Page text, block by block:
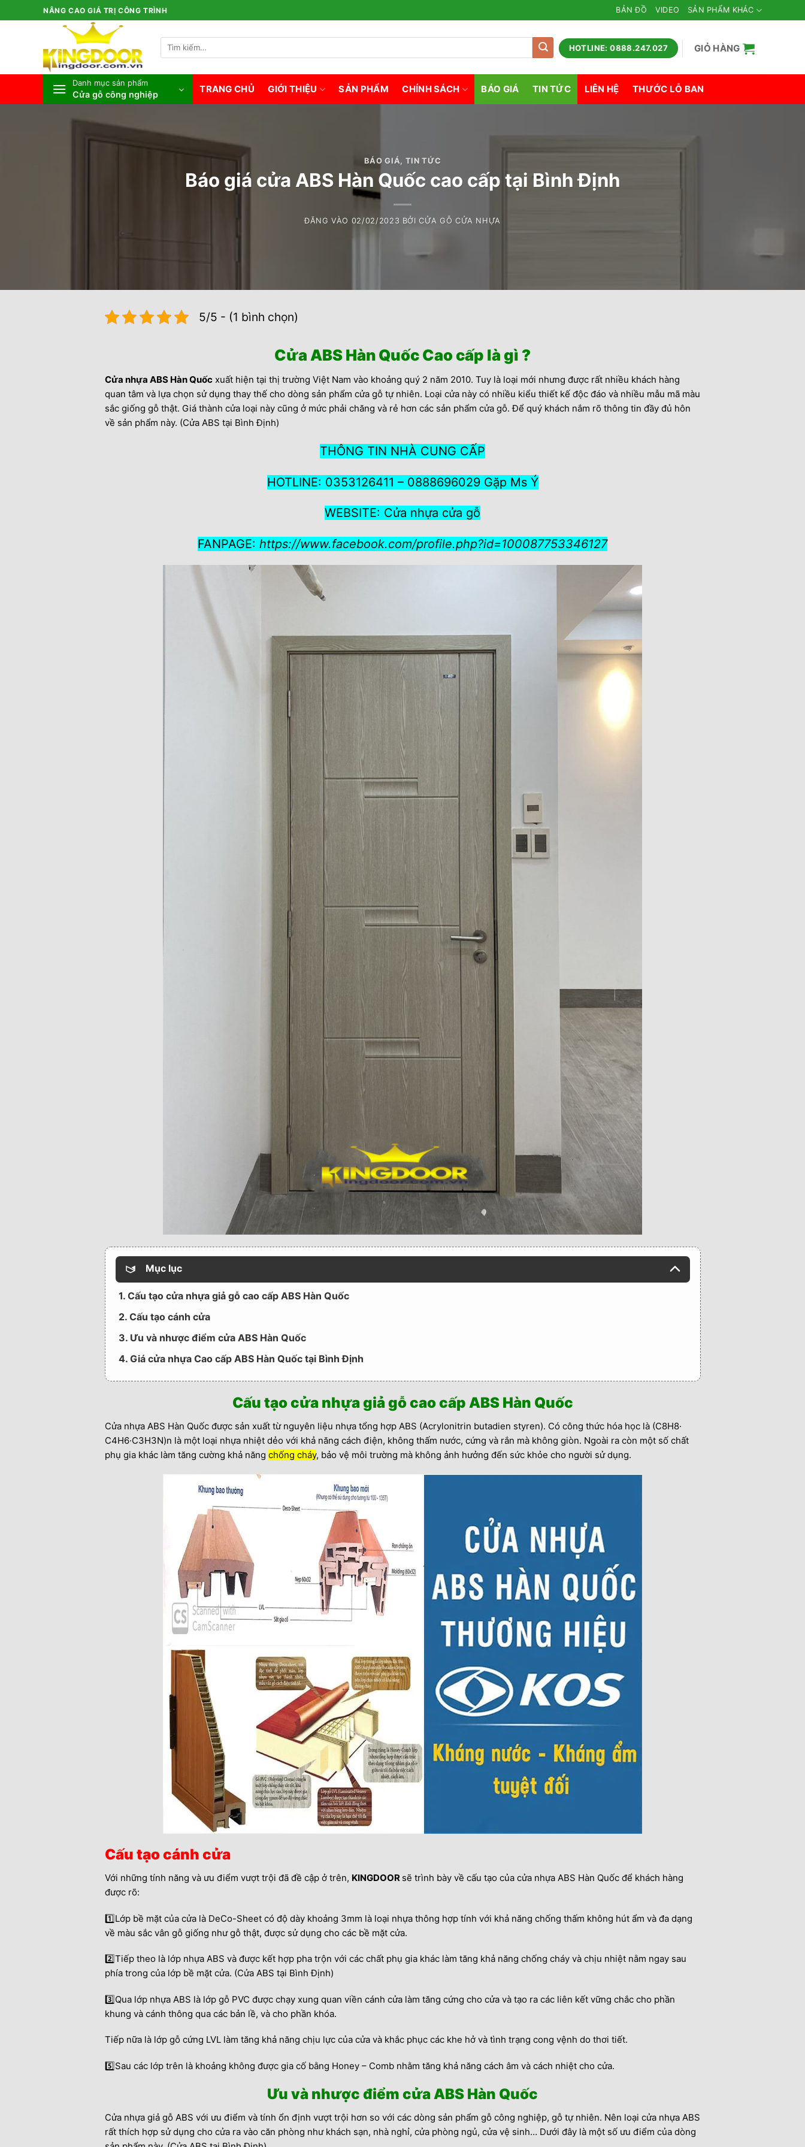
qua
NÂNG CAO GIÁ TRỊ CÔNG TRÌNH BẢN ĐỒ VIDEO SẢN PHẨM KHÁC
Tìm
kiếm:
HOTLINE: 0888.247.027 GIỎ HÀNG
Danh mục sản phẩm
Cửa gỗ công nghiệp TRANG CHỦ GIỚI THIỆU SẢN PHẨM CHÍNH SÁCH BÁO GIÁ TIN TỨC LIÊN HỆ THƯỚC LỖ BAN
BÁO GIÁ , TIN TỨC
Báo giá cửa ABS Hàn Quốc cao cấp tại Bình Định
ĐĂNG VÀO 02/02/2023 BỞICỬA GỖ CỬA NHỰA
5/5 - (1 bình chọn)
Cửa ABS Hàn Quốc Cao cấp là gì ?
Cửa nhựa ABS Hàn Quốcxuất hiện tại thị trường Việt Nam vào khoảng quý 2 năm 2010. Tuy là loại mới nhưng được rất nhiều khách hàng
quan tâm và lựa chọn sử dụng thay thế cho dòng sản phẩm cửa gỗ tự nhiên. Loại cửa này có nhiều kiểu thiết kế độc đáo và nhiều mẫu mã màu
sắc giống gỗ thật. Giá thành cửa loại này cũng ở mức phải chăng và rẻ hơn các sản phẩm cửa gỗ. Để quý khách nắm rõ thông tin đầy đủ hôn
về sản phẩm này. (Cửa ABS tại Bình Định)
THÔNG TIN NHÀ CUNG CẤP
HOTLINE: 0353126411 – 0888696029 Gặp Ms Ý
WEBSITE: Cửa nhựa cửa gỗ
FANPAGE: https://www.facebook.com/profile.php?id=100087753346127
Mục lục
1. Cấu tạo cửa nhựa giả gỗ cao cấp ABS Hàn Quốc
2. Cấu tạo cánh cửa
3. Ưu và nhược điểm cửa ABS Hàn Quốc
4. Giá cửa nhựa Cao cấp ABS Hàn Quốc tại Bình Định
Cấu tạo cửa nhựa giả gỗ cao cấp ABS Hàn Quốc
Cửa nhựa ABS Hàn Quốc được sản xuất từ nguyên liệu nhựa tổng hợp ABS (Acrylonitrin butadien styren). Có công thức hóa học là (C8H8·
C4H6·C3H3N)n là một loại nhựa nhiệt dẻo với khả năng cách điện, không thấm nước, cứng và rắn mà không giòn. Ngoài ra còn một số chất
phụ gia khác làm tăng cường khả năng chống cháy, bảo vệ môi trường mà không ảnh hưởng đến sức khỏe cho người sử dụng.
Cấu tạo cánh cửa
Với những tính năng và ưu điểm vượt trội đã đề cập ở trên, KINGDOOR sẽ trình bày về cấu tạo của cửa nhựa ABS Hàn Quốc để khách hàng
được rõ:
1️⃣Lớp bề mặt của cửa là DeCo-Sheet có độ dày khoảng 3mm là loại nhựa thông hợp tính với khả năng chống thấm không hút ẩm và đa dạng
về màu sắc vân gỗ giống như gỗ thật, được sử dụng cho các bề mặt cửa.
2️⃣Tiếp theo là lớp nhựa ABS và được kết hợp pha trộn với các chất phụ gia khác làm tăng khả năng chống cháy và chịu nhiệt nằm ngay sau
phía trong của lớp bề mặt cửa. (Cửa ABS tại Bình Định)
3️⃣Qua lớp nhựa ABS là lớp gỗ PVC được chạy xung quan viền cánh cửa làm tăng cứng cho cửa và tạo ra các liên kết vững chắc cho phần
khung và cánh thông qua các bản lề, và cho phần khóa.
Tiếp nữa là lớp gỗ cứng LVL làm tăng khả năng chịu lực của cửa và khắc phục các khe hở và tình trạng cong vệnh do thơi tiết.
5️⃣Sau các lớp trên là khoảng không được gia cố bằng Honey – Comb nhằm tăng khả năng cách âm và cách nhiệt cho cửa.
Ưu và nhược điểm cửa ABS Hàn Quốc
Cửa nhựa giả gỗ ABS với ưu điểm và tính ổn định vượt trội hơn so với các dòng sản phẩm gỗ công nghiệp, gỗ tự nhiên. Nên loại cửa nhựa ABS
rất thích hợp sử dụng cho cửa ra vào căn phòng như khách sạn, nhà nghỉ, cửa phòng ngủ, cửa vệ sinh… Dưới đây là một số ưu điểm của dòng